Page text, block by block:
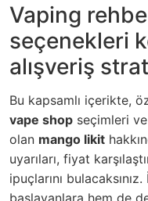
Vaping
seçenekleri
alışveriş
Bu kapsamlı içerikte,
vape shop seçimleri
olan mango likit
uyarıları, fiyat
ipuçlarını
başlayanlara hem de